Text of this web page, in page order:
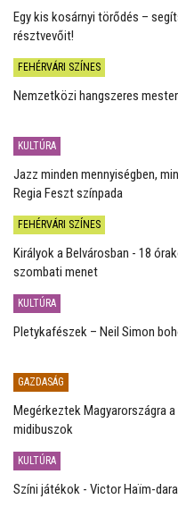
Egy kis kosárnyi törődés –
résztvevőit!
FEHÉRVÁRI SZÍNES
Nemzetközi hangszeres
KULTÚRA
Jazz minden mennyiségben,
Regia Feszt színpada
FEHÉRVÁRI SZÍNES
Királyok a Belvárosban - 18
szombati menet
KULTÚRA
Pletykafészek – Neil Simon
GAZDASÁG
Megérkeztek Magyarországra
midibuszok
KULTÚRA
Színi játékok - Victor Haïm-